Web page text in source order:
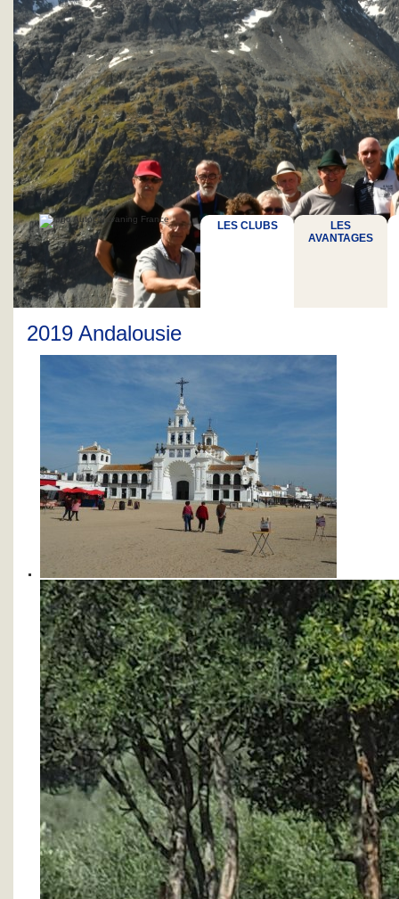
LES CLUBS
LES
AVANTAGES
2019 Andalousie